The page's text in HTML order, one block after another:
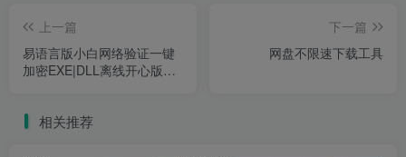
上一篇
易语言版小白网络验证一键
加密EXE|DLL离线开心版本
下一篇
网盘不限速下载工具
相关推荐